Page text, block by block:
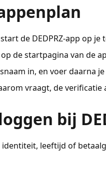
de DEDPRZ-app op je
de startpagina van de
in, en voer daarna
vraagt, de
bij
leeftijd of